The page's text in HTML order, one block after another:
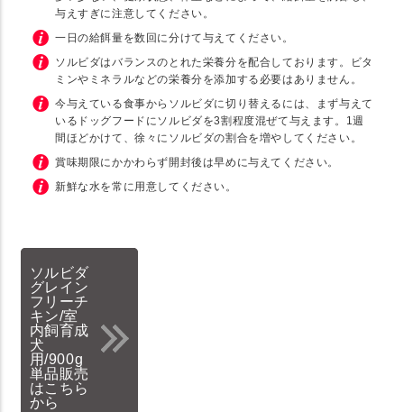
与えすぎに注意してください。
一日の給餌量を数回に分けて与えてください。
ソルビダはバランスのとれた栄養分を配合しております。ビタ
ミンやミネラルなどの栄養分を添加する必要はありません。
今与えている食事からソルビダに切り替えるには、まず与えて
いるドッグフードにソルビダを3割程度混ぜて与えます。1週
間ほどかけて、徐々にソルビダの割合を増やしてください。
賞味期限にかかわらず開封後は早めに与えてください。
新鮮な水を常に用意してください。
ソルビダ
グレイン
フリーチ
キン/室
内飼育成
犬
用/900g
単品販売
はこちら
から